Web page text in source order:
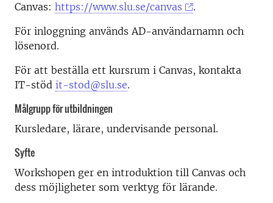
Canvas: https://www.slu.se/canvas
.
För inloggning används AD-användarnamn och
lösenord.
För att beställa ett kursrum i Canvas, kontakta
IT-stöd it-stod@slu.se.
Målgrupp för utbildningen
Kursledare, lärare, undervisande personal.
Syfte
Workshopen ger en introduktion till Canvas och
dess möjligheter som verktyg för lärande.